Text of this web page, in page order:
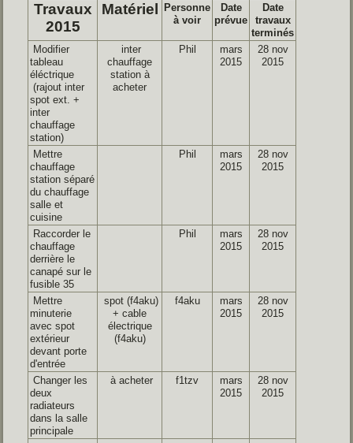
Travaux
2015
Matériel
Personne
à voir
Date
prévue
Date
travaux
terminés
Modifier
tableau
éléctrique
(rajout inter
spot ext. +
inter
chauffage
station)
inter
chauffage
station à
acheter
Phil
mars
2015
28 nov
2015
Mettre
chauffage
station séparé
du chauffage
salle et
cuisine
Phil
mars
2015
28 nov
2015
Raccorder le
chauffage
derrière le
canapé sur le
fusible 35
Phil
mars
2015
28 nov
2015
Mettre
minuterie
avec spot
extérieur
devant porte
d'entrée
spot (f4aku)
+ cable
électrique
(f4aku)
f4aku
mars
2015
28 nov
2015
Changer les
deux
radiateurs
dans la salle
principale
à acheter f1tzv
mars
2015
28 nov
2015